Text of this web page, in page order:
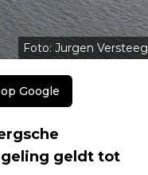
Foto: Jurgen Versteeg
Google
geldt tot